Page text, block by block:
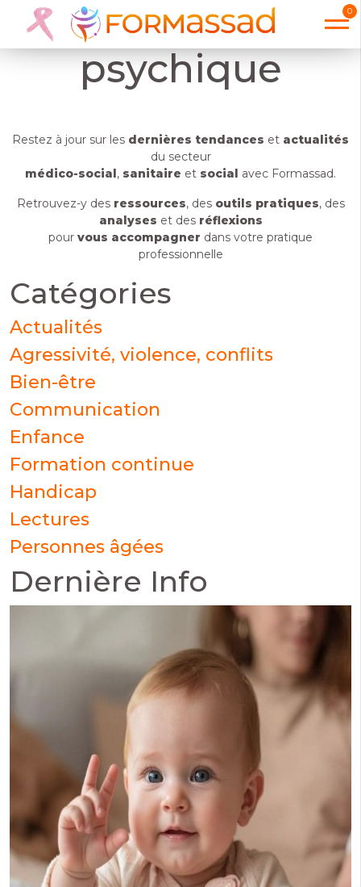
0
handicap
psychique
Restez à jour sur les dernières tendances et actualités
du secteur
médico-social, sanitaire et social avec Formassad.
Retrouvez-y des ressources, des outils pratiques, des
analyses et des réflexions
pour vous accompagner dans votre pratique
professionnelle
Catégories
Actualités
Agressivité, violence, conflits
Bien-être
Communication
Enfance
Formation continue
Handicap
Lectures
Personnes âgées
Dernière Info